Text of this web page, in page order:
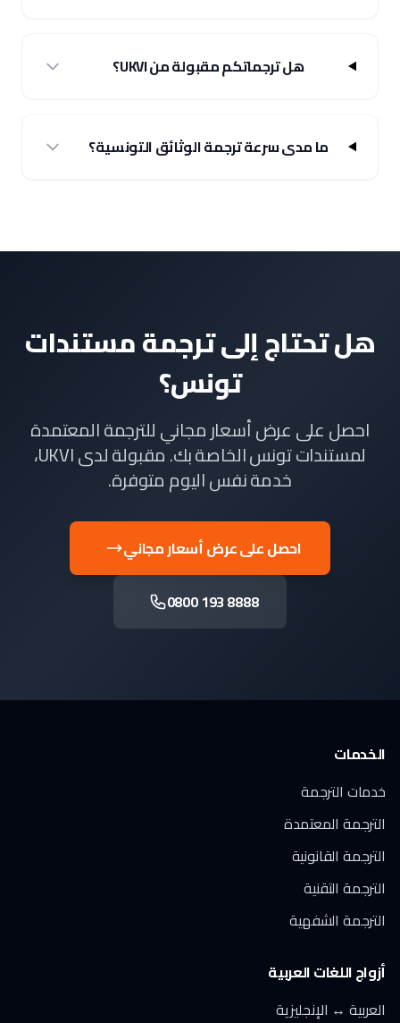
هل ترجماتكم مقبولة من UKVI؟
ما مدى سرعة ترجمة الوثائق التونسية؟
هل تحتاج إلى ترجمة مستندات
تونس؟
احصل على عرض أسعار مجاني للترجمة المعتمدة
لمستندات تونس الخاصة بك. مقبولة لدى UKVI،
خدمة نفس اليوم متوفرة.
احصل على عرض أسعار مجاني
0800 193 8888
الخدمات
خدمات الترجمة
الترجمة المعتمدة
الترجمة القانونية
الترجمة التقنية
الترجمة الشفهية
أزواج اللغات العربية
العربية ↔ الإنجليزية